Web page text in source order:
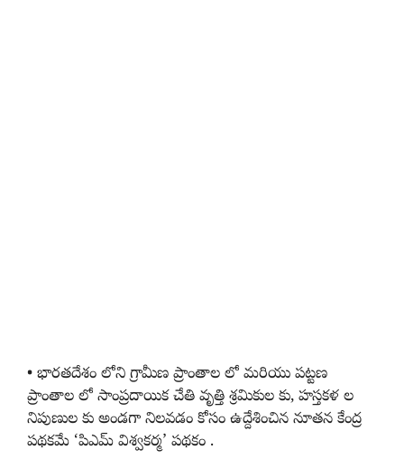
• భారతదేశం లోని గ్రామీణ ప్రాంతాల లో మరియు పట్టణ
ప్రాంతాల లో సాంప్రదాయిక చేతి వృత్తి శ్రమికుల కు, హస్తకళ ల
నిపుణుల కు అండగా నిలవడం కోసం ఉద్దేశించిన నూతన కేంద్ర
పథకమే ‘పిఎమ్ విశ్వకర్మ’ పథకం .